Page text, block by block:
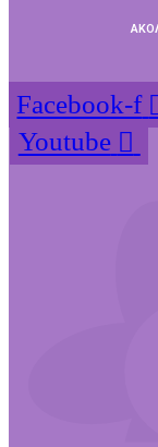
Facebook-f
Youtube